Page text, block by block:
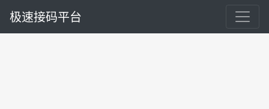
极速接码平台